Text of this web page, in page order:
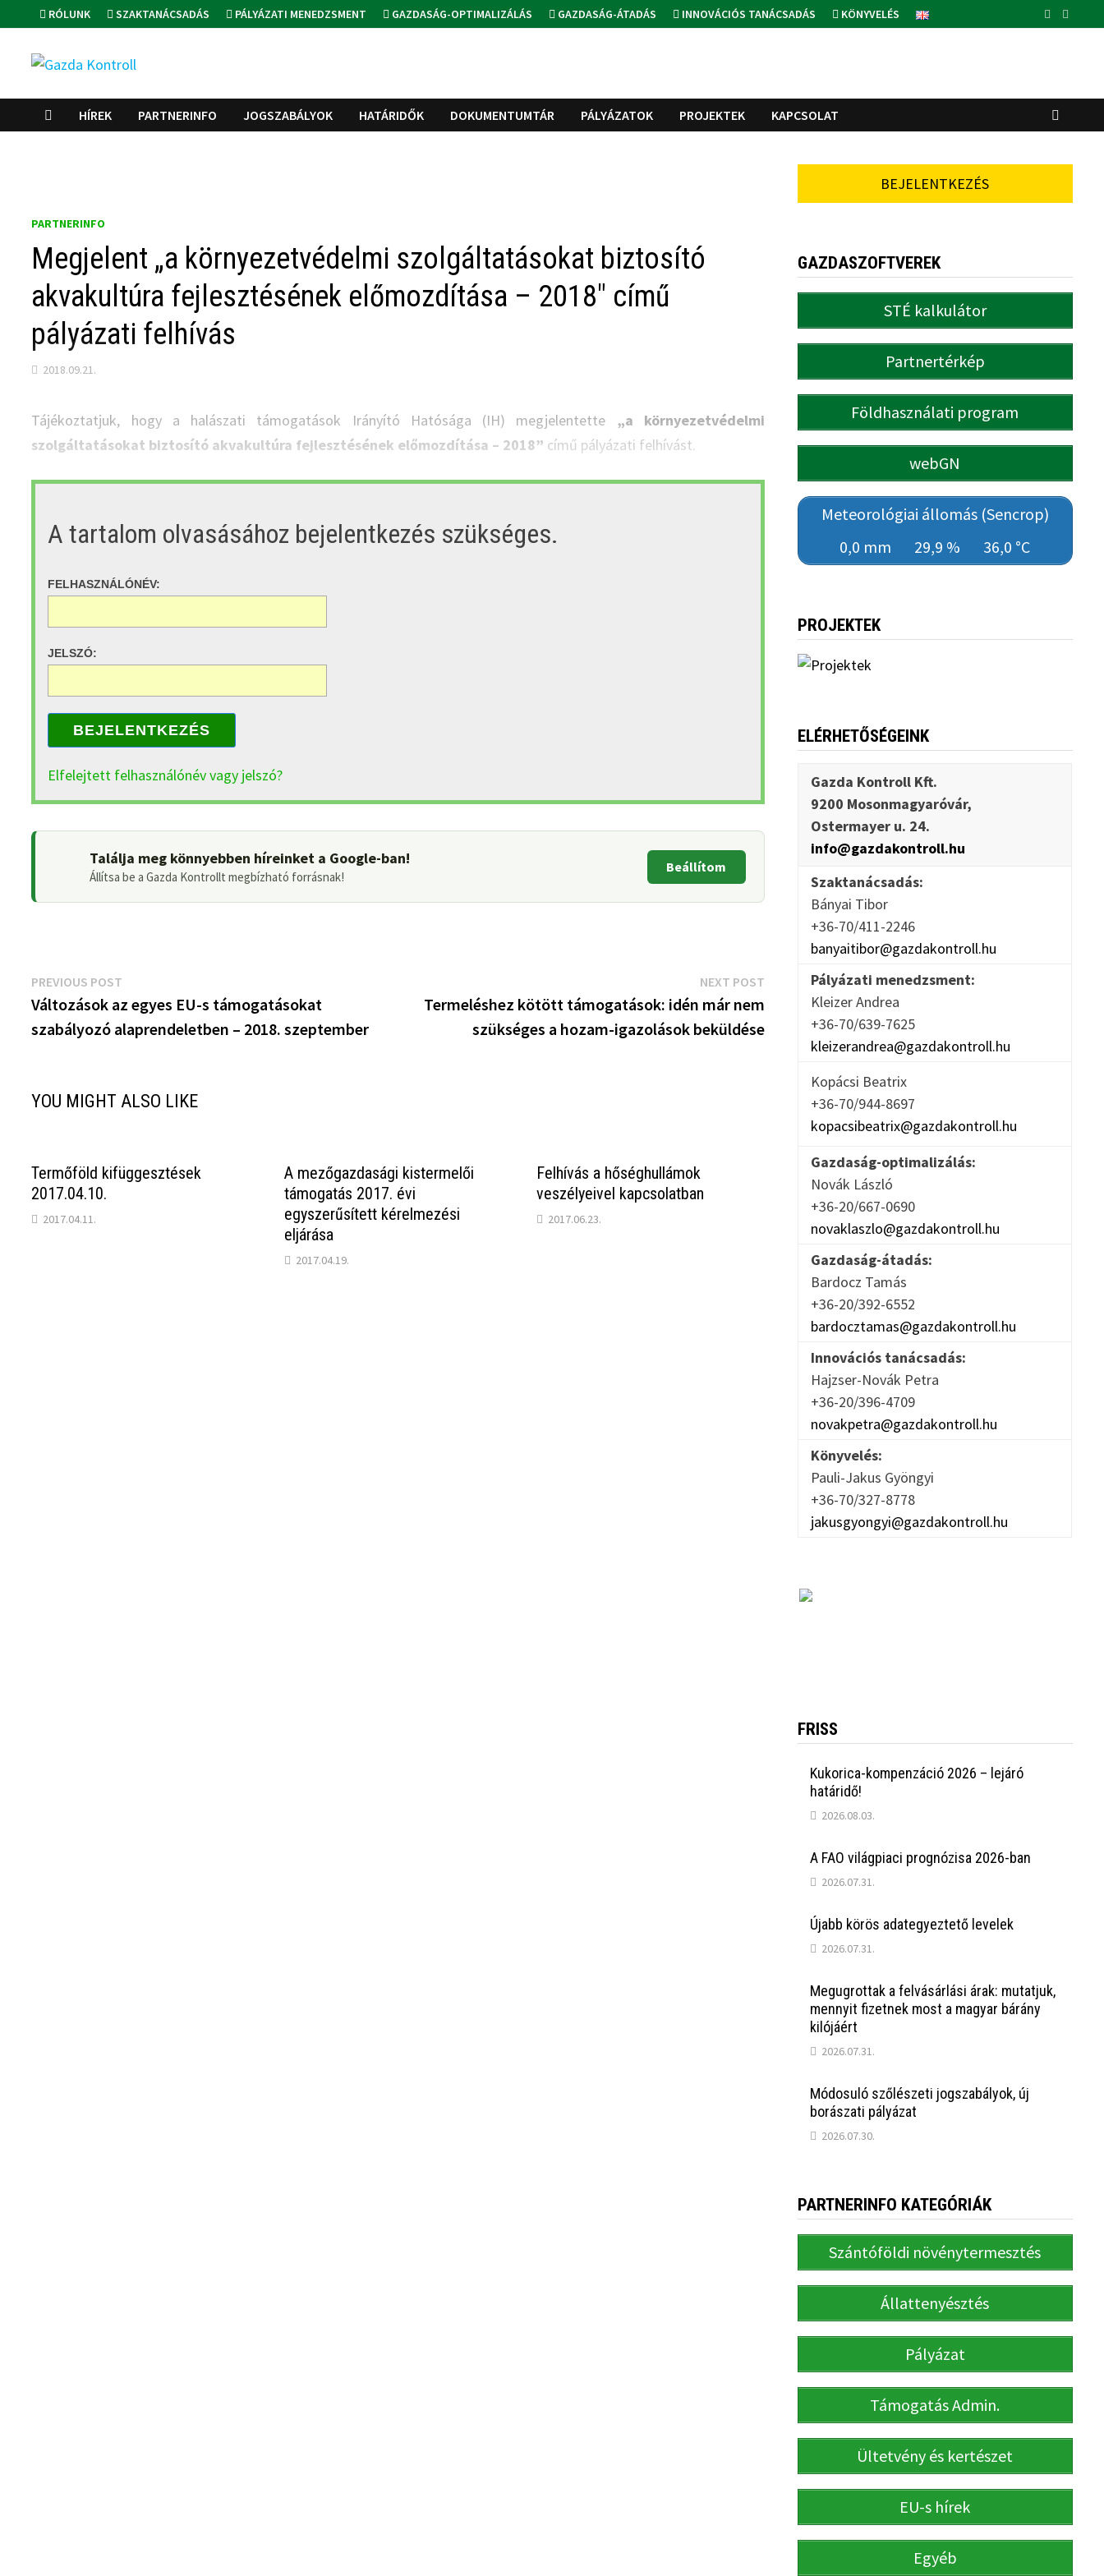
to
content
RÓLUNK SZAKTANÁCSADÁS PÁLYÁZATI MENEDZSMENT GAZDASÁG-OPTIMALIZÁLÁS GAZDASÁG-ÁTADÁS INNOVÁCIÓS TANÁCSADÁS KÖNYVELÉS
HÍREK PARTNERINFO JOGSZABÁLYOK HATÁRIDŐK DOKUMENTUMTÁR PÁLYÁZATOK PROJEKTEK KAPCSOLAT
PARTNERINFO
Megjelent „a környezetvédelmi szolgáltatásokat biztosító
akvakultúra fejlesztésének előmozdítása – 2018″ című
pályázati felhívás
2018.09.21.
Tájékoztatjuk, hogy a halászati támogatások Irányító Hatósága (IH) megjelentette „a környezetvédelmi
szolgáltatásokat biztosító akvakultúra fejlesztésének előmozdítása – 2018” című pályázati felhívást.
A tartalom olvasásához bejelentkezés szükséges.
FELHASZNÁLÓNÉV:
JELSZÓ:
BEJELENTKEZÉS
Elfelejtett felhasználónév vagy jelszó?
Találja meg könnyebben híreinket a Google-ban!
Állítsa be a Gazda Kontrollt megbízható forrásnak!
Beállítom
Bejegyzés
navigáció
PREVIOUS POST
post:
Változások az egyes EU-s támogatásokat
szabályozó alaprendeletben – 2018. szeptember
NEXT POSTNext
post:
Termeléshez kötött támogatások: idén már nem
szükséges a hozam-igazolások beküldése
YOU MIGHT ALSO LIKE
Termőföld kifüggesztések
2017.04.10.
2017.04.11.
A mezőgazdasági kistermelői
támogatás 2017. évi
egyszerűsített kérelmezési
eljárása
2017.04.19.
Felhívás a hőséghullámok
veszélyeivel kapcsolatban
2017.06.23.
BEJELENTKEZÉS
GAZDASZOFTVEREK
STÉ kalkulátor
Partnertérkép
Földhasználati program
webGN
Meteorológiai állomás (Sencrop)
0,0 mm
29,9 % 36,0 °C
PROJEKTEK
ELÉRHETŐSÉGEINK
Gazda Kontroll Kft.
9200 Mosonmagyaróvár,
Ostermayer u. 24.
info@gazdakontroll.hu
Szaktanácsadás:
Bányai Tibor
+36-70/411-2246
banyaitibor@gazdakontroll.hu
Pályázati menedzsment:
Kleizer Andrea
+36-70/639-7625
kleizerandrea@gazdakontroll.hu
Kopácsi Beatrix
+36-70/944-8697
kopacsibeatrix@gazdakontroll.hu
Gazdaság-optimalizálás:
Novák László
+36-20/667-0690
novaklaszlo@gazdakontroll.hu
Gazdaság-átadás:
Bardocz Tamás
+36-20/392-6552
bardocztamas@gazdakontroll.hu
Innovációs tanácsadás:
Hajzser-Novák Petra
+36-20/396-4709
novakpetra@gazdakontroll.hu
Könyvelés:
Pauli-Jakus Gyöngyi
+36-70/327-8778
jakusgyongyi@gazdakontroll.hu
FRISS
Kukorica-kompenzáció 2026 – lejáró
határidő!
2026.08.03.
A FAO világpiaci prognózisa 2026-ban
2026.07.31.
Újabb körös adategyeztető levelek
2026.07.31.
Megugrottak a felvásárlási árak: mutatjuk,
mennyit fizetnek most a magyar bárány
kilójáért
2026.07.31.
Módosuló szőlészeti jogszabályok, új
borászati pályázat
2026.07.30.
PARTNERINFO KATEGÓRIÁK
Szántóföldi növénytermesztés
Állattenyésztés
Pályázat
Támogatás Admin.
Ültetvény és kertészet
EU-s hírek
Egyéb